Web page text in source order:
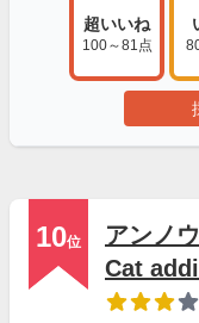
超いいね
100～81点
10位
アンノ
Cat